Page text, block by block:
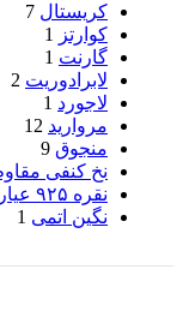
کریستال 7
کوارتز
1
گارنت 1
لابرادوریت 2
لاجورد 1
مروارید 12
منجوق 9
نخ کنفی
نقره ۹۲۵ عیار
نگین اتمی 1